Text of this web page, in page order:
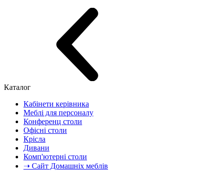
Каталог
Кабінети керівника
Меблі для персоналу
Конференц столи
Офісні столи
Крісла
Дивани
Комп'ютерні столи
➝ Сайт Домашніх меблів